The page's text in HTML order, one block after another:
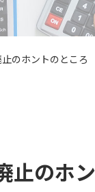
止のホントのところ
止のホ